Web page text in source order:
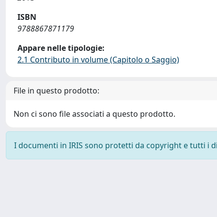
ISBN
9788867871179
Appare nelle tipologie:
2.1 Contributo in volume (Capitolo o Saggio)
File in questo prodotto:
Non ci sono file associati a questo prodotto.
I documenti in IRIS sono protetti da copyright e tutti i